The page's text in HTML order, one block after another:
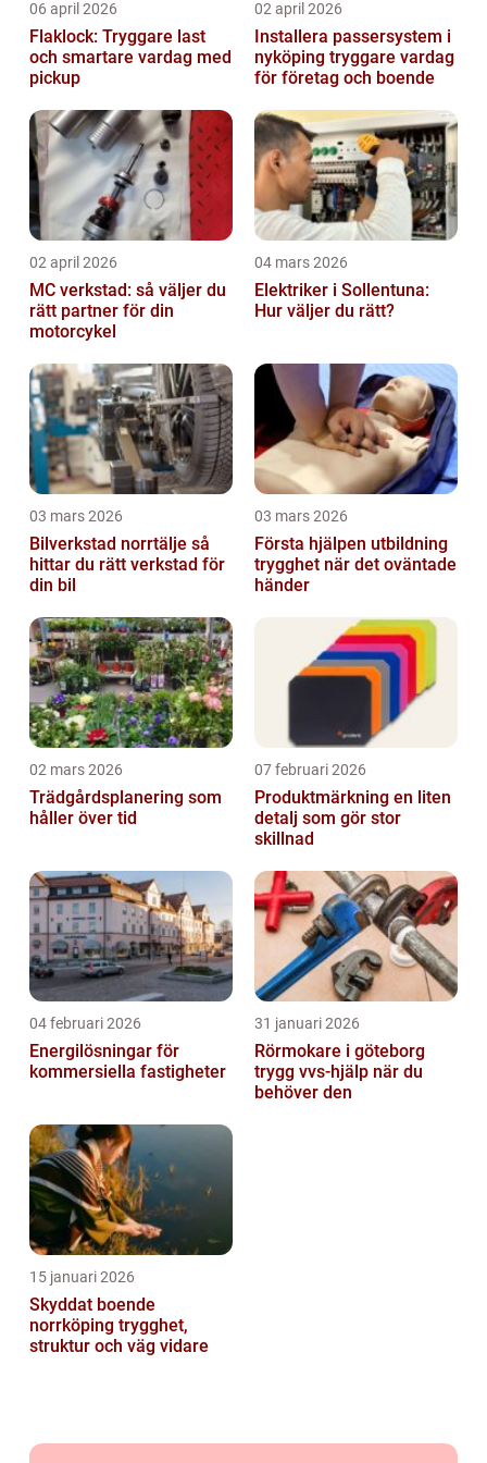
06 april 2026
Flaklock: Tryggare last
och smartare vardag med
pickup
02 april 2026
Installera passersystem i
nyköping tryggare vardag
för företag och boende
02 april 2026
MC verkstad: så väljer du
rätt partner för din
motorcykel
04 mars 2026
Elektriker i Sollentuna:
Hur väljer du rätt?
03 mars 2026
Bilverkstad norrtälje så
hittar du rätt verkstad för
din bil
03 mars 2026
Första hjälpen utbildning
trygghet när det oväntade
händer
02 mars 2026
Trädgårdsplanering som
håller över tid
07 februari 2026
Produktmärkning en liten
detalj som gör stor
skillnad
04 februari 2026
Energilösningar för
kommersiella fastigheter
31 januari 2026
Rörmokare i göteborg
trygg vvs-hjälp när du
behöver den
15 januari 2026
Skyddat boende
norrköping trygghet,
struktur och väg vidare